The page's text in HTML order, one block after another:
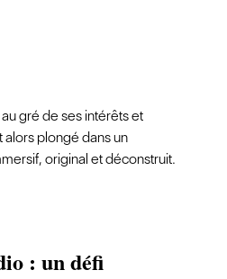
gré de ses intérêts et
alors plongé dans un
original et déconstruit.
: un défi